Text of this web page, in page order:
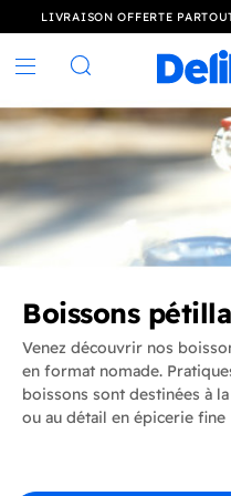
LIVRAISON OFFERTE
Rechercher
Boissons
Venez découvrir nos
en format nomade.
boissons sont destinées à
ou au détail en épicerie fine